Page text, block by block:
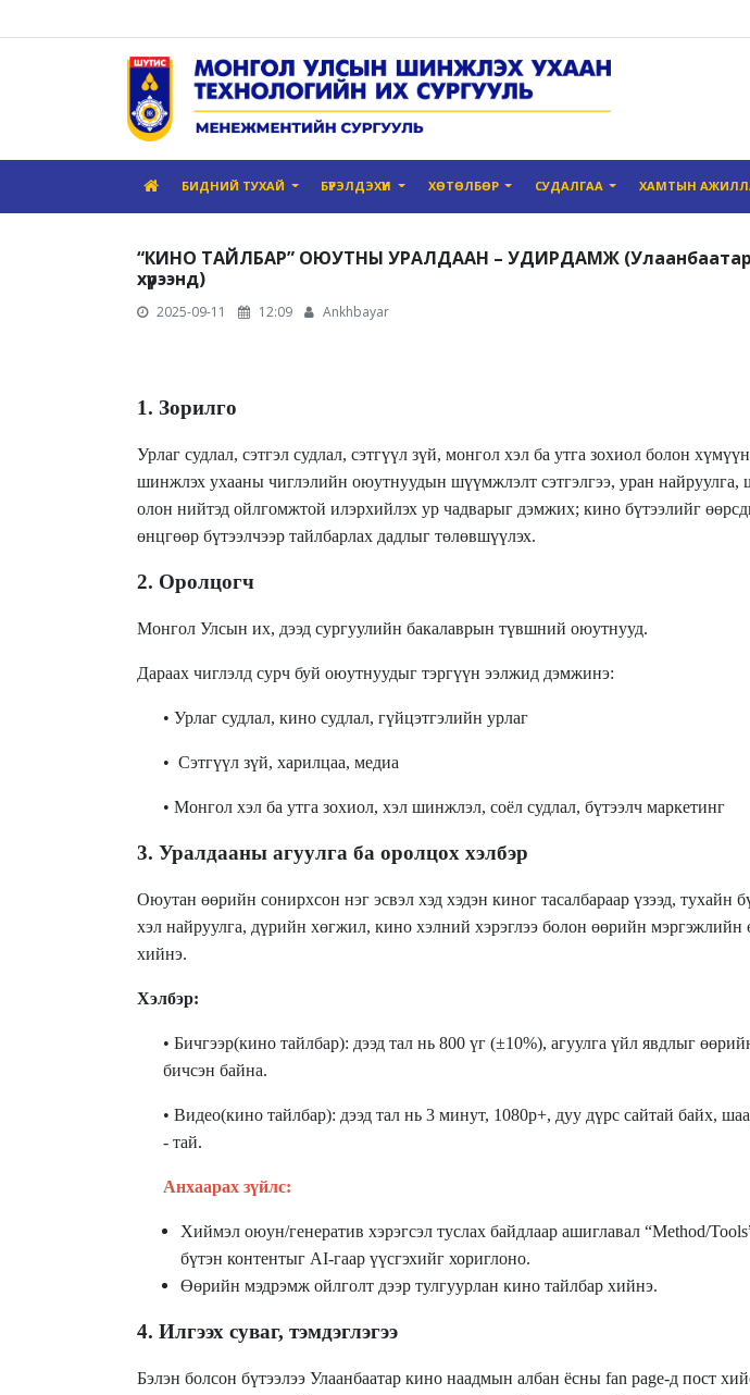
БИДНИЙ ТУХАЙ БҮРЭЛДЭХҮҮН ХӨТӨЛБӨР СУДАЛГАА ХАМТЫН
“КИНО ТАЙЛБАР” ОЮУТНЫ УРАЛДААН – УДИРДАМЖ
хүрээнд)
2025-09-11 12:09 Ankhbayar
1. Зорилго
Урлаг судлал, сэтгэл судлал, сэтгүүл зүй, монгол хэл ба утга зохиол болон
шинжлэх ухааны чиглэлийн оюутнуудын шүүмжлэлт сэтгэлгээ, уран найруулга,
олон нийтэд ойлгомжтой илэрхийлэх ур чадварыг дэмжих; кино бүтээлийг
өнцгөөр бүтээлчээр тайлбарлах дадлыг төлөвшүүлэх.
2. Оролцогч
Монгол Улсын их, дээд сургуулийн бакалаврын түвшний оюутнууд.
Дараах чиглэлд сурч буй оюутнуудыг тэргүүн ээлжид дэмжинэ:
• Урлаг судлал, кино судлал, гүйцэтгэлийн урлаг
• Сэтгүүл зүй, харилцаа, медиа
• Монгол хэл ба утга зохиол, хэл шинжлэл, соёл судлал, бүтээлч маркетинг
3. Уралдааны агуулга ба оролцох хэлбэр
Оюутан өөрийн сонирхсон нэг эсвэл хэд хэдэн киног тасалбараар үзээд, тухайн
хэл найруулга, дүрийн хөгжил, кино хэлний хэрэглээ болон өөрийн мэргэжлийн
хийнэ.
Хэлбэр:
• Бичгээр(кино тайлбар): дээд тал нь 800 үг (±10%), агуулга үйл явдлыг
бичсэн байна.
• Видео(кино тайлбар): дээд тал нь 3 минут, 1080p+, дуу дүрс сайтай байх,
- тай.
Анхаарах зүйлс:
Хиймэл оюун/генератив хэрэгсэл туслах байдлаар ашиглавал “Method/
бүтэн контентыг AI-гаар үүсгэхийг хориглоно.
Өөрийн мэдрэмж ойлголт дээр тулгуурлан кино тайлбар хийнэ.
4. Илгээх суваг, тэмдэглэгээ
Бэлэн болсон бүтээлээ Улаанбаатар кино наадмын албан ёсны fan page-д пост